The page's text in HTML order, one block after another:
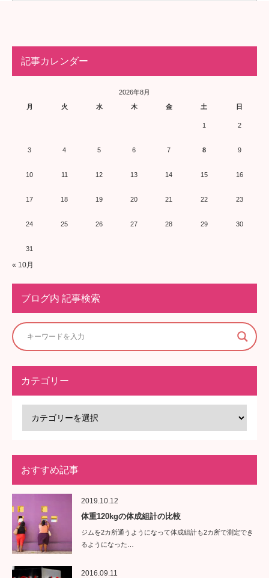
記事カレンダー
2026年8月
月
火 水 木 金 土 日
1 2
3 4 5 6 7 8 9
10 11 12 13 14 15 16
17 18 19 20 21 22 23
24 25 26 27 28 29 30
31
« 10月
ブログ内 記事検索
カテゴリー
おすすめ記事
2019.10.12
体重120kgの体成組計の比較
ジムを2カ所通うようになって体成組計も2カ所で測定でき
るようになった…
2016.09.11